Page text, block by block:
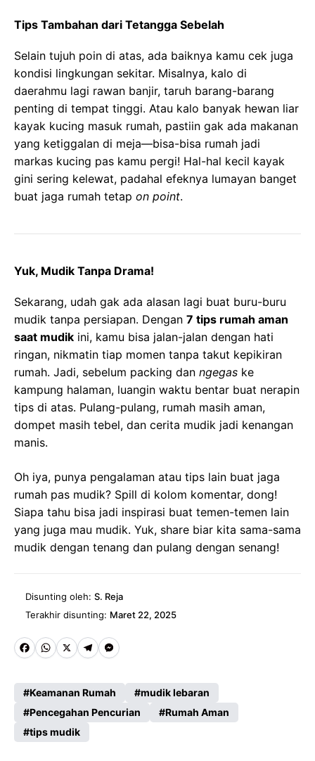
Tips Tambahan dari Tetangga Sebelah
Selain tujuh poin di atas, ada baiknya kamu cek juga
kondisi lingkungan sekitar. Misalnya, kalo di
daerahmu lagi rawan banjir, taruh barang-barang
penting di tempat tinggi. Atau kalo banyak hewan liar
kayak kucing masuk rumah, pastiin gak ada makanan
yang ketiggalan di meja—bisa-bisa rumah jadi
markas kucing pas kamu pergi! Hal-hal kecil kayak
gini sering kelewat, padahal efeknya lumayan banget
buat jaga rumah tetap on point.
Yuk, Mudik Tanpa Drama!
Sekarang, udah gak ada alasan lagi buat buru-buru
mudik tanpa persiapan. Dengan 7 tips rumah aman
saat mudik ini, kamu bisa jalan-jalan dengan hati
ringan, nikmatin tiap momen tanpa takut kepikiran
rumah. Jadi, sebelum packing dan ngegas ke
kampung halaman, luangin waktu bentar buat nerapin
tips di atas. Pulang-pulang, rumah masih aman,
dompet masih tebel, dan cerita mudik jadi kenangan
manis.
Oh iya, punya pengalaman atau tips lain buat jaga
rumah pas mudik? Spill di kolom komentar, dong!
Siapa tahu bisa jadi inspirasi buat temen-temen lain
yang juga mau mudik. Yuk, share biar kita sama-sama
mudik dengan tenang dan pulang dengan senang!
Disunting oleh: S. Reja
Terakhir disunting: Maret 22, 2025
Fa
b
o
o
W
ts
A
p
X
Te
gr
a
m
M
se
n
Keamanan Rumah
mudik lebaran
Pencegahan Pencurian
Rumah Aman
tips mudik